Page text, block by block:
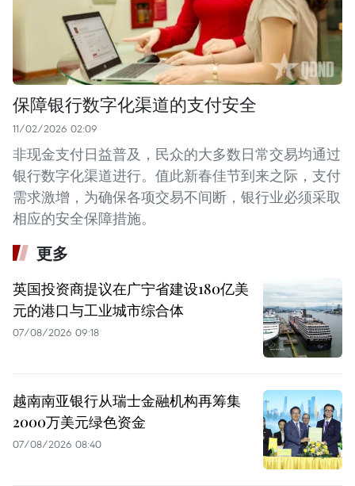
保障银行数字化渠道的支付安全
11/02/2026 02:09
非现金支付日益普及，民众的大多数日常交易均通过
银行数字化渠道进行。值此新春佳节到来之际，支付
需求激增，为确保各项交易不间断，银行业必须采取
相应的安全保障措施。
更多
英国投资商提议在广宁省建设180亿美
元的港口与工业城市综合体
07/08/2026 09:18
越南南亚银行从瑞士金融机构再筹集
2000万美元绿色资金
07/08/2026 08:40